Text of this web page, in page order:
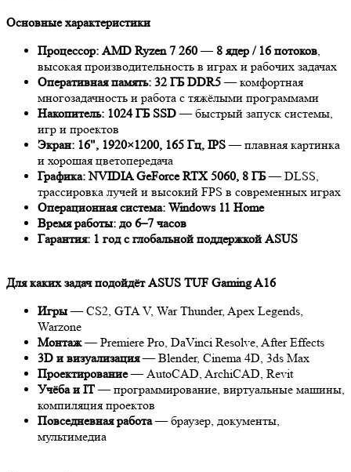
Основные характеристики
Процессор: AMD Ryzen 7 260— 8 ядер / 16 потоков,
высокая производительность в играх и рабочих задачах
Оперативная память: 32 ГБ DDR5— комфортная
многозадачность и работа с тяжёлыми программами
Накопитель: 1024 ГБ SSD— быстрый запуск системы,
игр и проектов
Экран: 16", 1920×1200, 165 Гц, IPS— плавная картинка
и хорошая цветопередача
Графика: NVIDIA GeForce RTX 5060, 8 ГБ— DLSS,
трассировка лучей и высокий FPS в современных играх
Операционная система: Windows 11 Home
Время работы: до 6–7 часов
Гарантия: 1 год с глобальной поддержкой ASUS
Для каких задач подойдёт ASUS TUF Gaming A16
Игры— CS2, GTA V, War Thunder, Apex Legends,
Warzone
Монтаж— Premiere Pro, DaVinci Resolve, After Effects
3D и визуализация— Blender, Cinema 4D, 3ds Max
Проектирование— AutoCAD, ArchiCAD, Revit
Учёба и IT— программирование, виртуальные машины,
компиляция проектов
Повседневная работа— браузер, документы,
мультимедиа